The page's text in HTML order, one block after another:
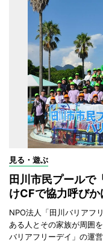
見る・遊ぶ
田川市民プールで
けCFで協力呼びか
NPO法人「田川バリアフ
ある人とその家族が周囲
バリアフリーデイ」の運